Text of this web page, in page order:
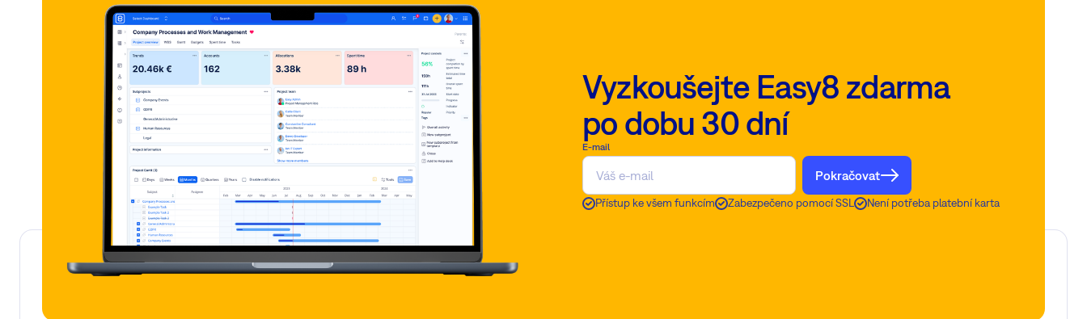
Vyzkoušejte Easy8 zdarma
po dobu 30 dní
E-mail
Pokračovat
Přístup ke všem funkcím Zabezpečeno pomocí SSL Není potřeba platební karta